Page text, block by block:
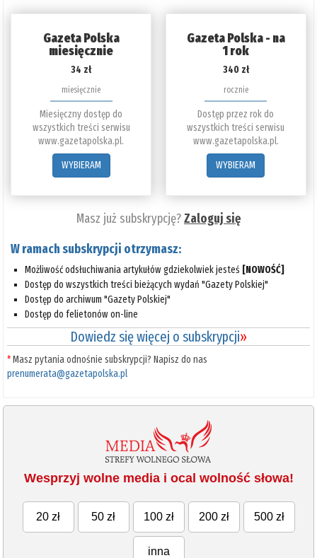
Gazeta Polska
miesięcznie
34 zł
miesięcznie
Miesięczny dostęp do
wszystkich treści serwisu
www.gazetapolska.pl.
WYBIERAM
Gazeta Polska - na
1 rok
340 zł
rocznie
Dostęp przez rok do
wszystkich treści serwisu
www.gazetapolska.pl.
WYBIERAM
Masz już subskrypcję?Zaloguj się
W ramach subskrypcji otrzymasz:
Możliwość odsłuchiwania artykułów gdziekolwiek jesteś [NOWOŚĆ]
Dostęp do wszystkich treści bieżących wydań "Gazety Polskiej"
Dostęp do archiwum "Gazety Polskiej"
Dostęp do felietonów on-line
Dowiedz się więcej o subskrypcji»
*Masz pytania odnośnie subskrypcji? Napisz do nas
prenumerata@gazetapolska.pl
Wesprzyj wolne media i ocal wolność słowa!
20 zł 50 zł 100 zł 200 zł 500 zł
inna